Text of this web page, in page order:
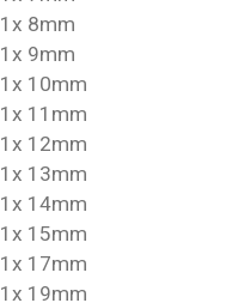
1x 8mm
1x 9mm
1x 10mm
1x 11mm
1x 12mm
1x 13mm
1x 14mm
1x 15mm
1x 17mm
1x 19mm